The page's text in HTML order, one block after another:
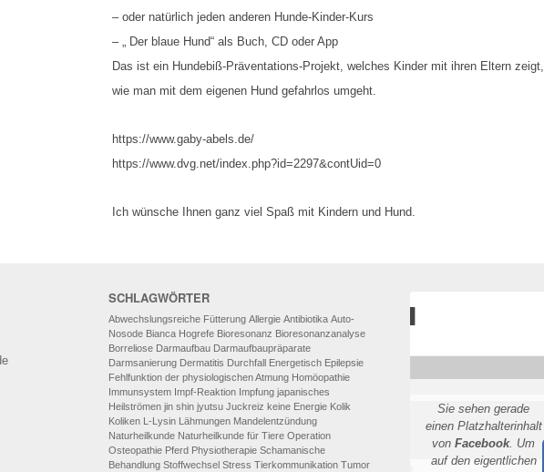
– oder natürlich jeden anderen Hunde-Kinder-Kurs
– „ Der blaue Hund“ als Buch, CD oder App
Das ist ein Hundebiß-Präventations-Projekt, welches Kinder mit ihren Eltern zeigt,
wie man mit dem eigenen Hund gefahrlos umgeht.
https://www.gaby-abels.de/
https://www.dvg.net/index.php?id=2297&contUid=0
Ich wünsche Ihnen ganz viel Spaß mit Kindern und Hund.
SCHLAGWÖRTER
Abwechslungsreiche Fütterung Allergie Antibiotika Auto-
Nosode Bianca Hogrefe Bioresonanz Bioresonanzanalyse
Borreliose Darmaufbau Darmaufbaupräparate
Darmsanierung Dermatitis Durchfall Energetisch Epilepsie
Fehlfunktion der physiologischen Atmung Homöopathie
Immunsystem Impf-Reaktion Impfung japanisches
Heilströmen jin shin jyutsu Juckreiz keine Energie Kolik
Koliken L-Lysin Lähmungen Mandelentzündung
Naturheilkunde Naturheilkunde für Tiere Operation
Osteopathie Pferd Physiotherapie Schamanische
Behandlung Stoffwechsel Stress Tierkommunikation Tumor
Sie sehen gerade
einen Platzhalterinhalt
vonFacebook. Um
auf den eigentlichen